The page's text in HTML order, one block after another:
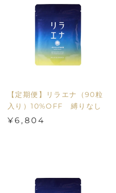
【定期便】リラエナ（90粒
入り）10%OFF 縛りなし
¥6,804